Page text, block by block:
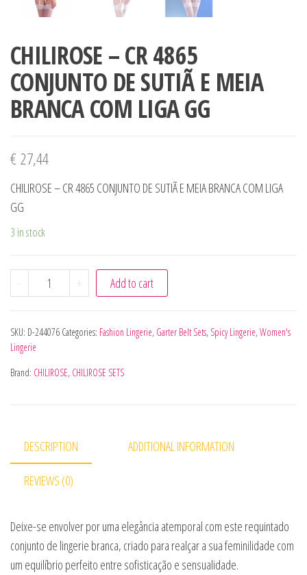
CHILIROSE – CR 4865
CONJUNTO DE SUTIÃ E MEIA
BRANCA COM LIGA GG
€27,44
CHILIROSE – CR 4865 CONJUNTO DE SUTIÃ E MEIA BRANCA COM LIGA
GG
3 in stock
- CHILIROSE - CR 4865 CONJUNTO DE SUTIÃ E MEIA
+ Add to cart
SKU: D-244076 Categories: Fashion Lingerie, Garter Belt Sets, Spicy Lingerie, Women's
Lingerie
Brand: CHILIROSE, CHILIROSE SETS
DESCRIPTION ADDITIONAL INFORMATION
REVIEWS (0)
Deixe-se envolver por uma elegância atemporal com este requintado
conjunto de lingerie branca, criado para realçar a sua feminilidade com
um equilíbrio perfeito entre sofisticação e sensualidade.